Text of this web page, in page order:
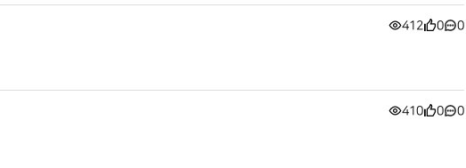
412 0 0
410 0 0